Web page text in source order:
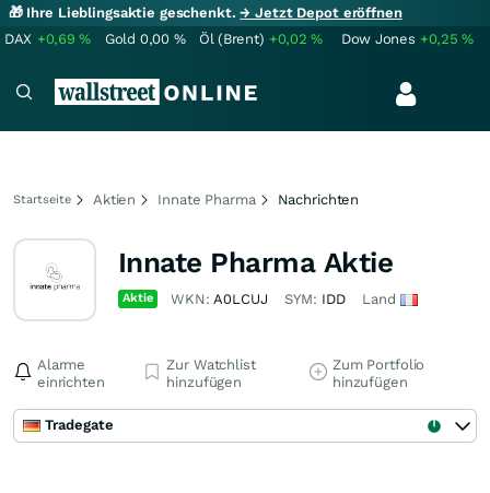
🎁 Ihre Lieblingsaktie geschenkt.→ Jetzt Depot eröffnen
DAX +0,69% Gold 0,00 % Öl (Brent) +0,02% Dow Jones +0,25%
Startseite Aktien Innate Pharma Nachrichten
Innate Pharma Aktie
Aktie WKN:A0LCUJ SYM: IDD Land
Alarme
einrichten
Zur Watchlist
hinzufügen
Zum Portfolio
hinzufügen
Tradegate